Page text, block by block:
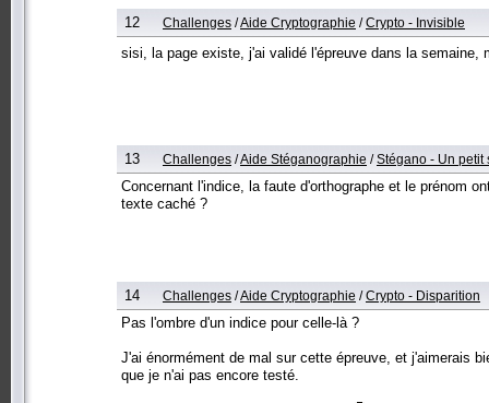
12 Challenges /Aide Cryptographie /Crypto - Invisible
sisi, la page existe, j'ai validé l'épreuve dans la
13 Challenges /Aide Stéganographie /Stégano - Un petit
Concernant l'indice, la faute d'orthographe et le prénom
texte caché ?
14 Challenges /Aide Cryptographie /Crypto - Disparition
Pas l'ombre d'un indice pour celle-là ?
J'ai énormément de mal sur cette épreuve, et j'aimerais
que je n'ai pas encore testé.